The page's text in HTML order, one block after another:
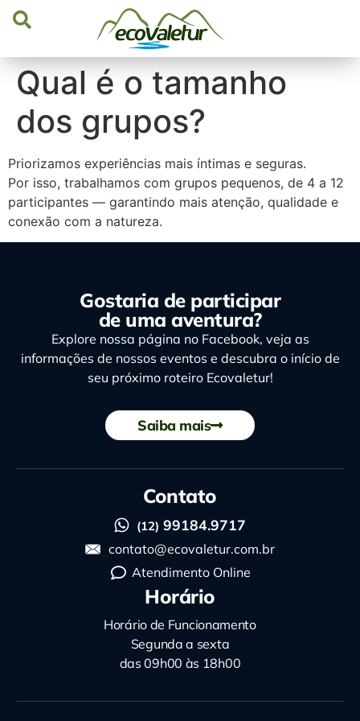
Qual é o tamanho
dos grupos?
Priorizamos experiências mais íntimas e seguras.
Por isso, trabalhamos com grupos pequenos, de 4 a 12
participantes — garantindo mais atenção, qualidade e
conexão com a natureza.
Gostaria de participar
de uma aventura?
Explore nossa página no Facebook, veja as
informações de nossos eventos e descubra o início de
seu próximo roteiro Ecovaletur!
Saiba mais
Contato
(12) 99184.9717
contato@ecovaletur.com.br
Atendimento Online
Horário
Horário de Funcionamento
Segunda a sexta
das 09h00 às 18h00